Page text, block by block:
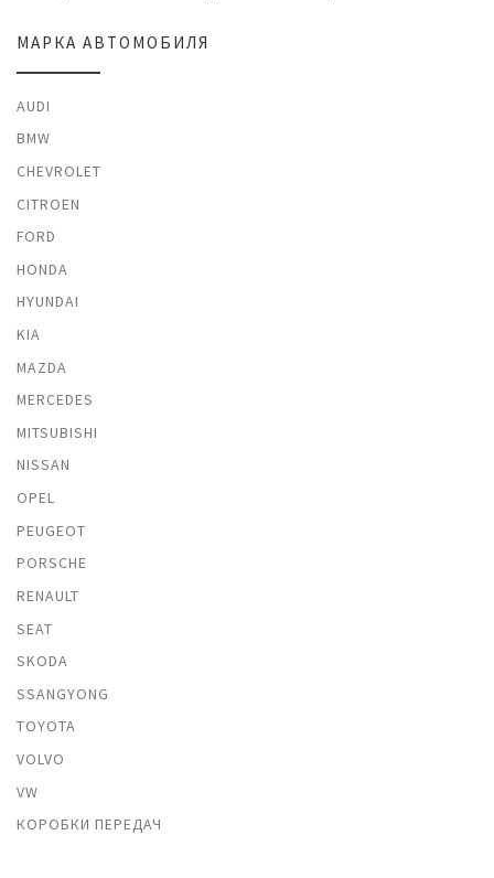
МАРКА АВТОМОБИЛЯ
AUDI
BMW
CHEVROLET
CITROEN
FORD
HONDA
HYUNDAI
KIA
MAZDA
MERCEDES
MITSUBISHI
NISSAN
OPEL
PEUGEOT
PORSCHE
RENAULT
SEAT
SKODA
SSANGYONG
TOYOTA
VOLVO
VW
КОРОБКИ ПЕРЕДАЧ